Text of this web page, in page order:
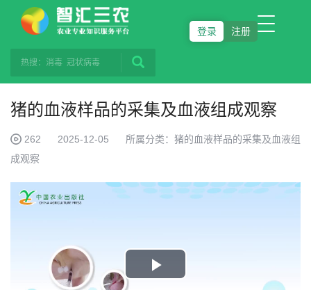
登录 注册
猪的血液样品的采集及血液组成观察
262 2025-12-05
所属分类：猪的血液样品的采集及血液组
成观察
Play